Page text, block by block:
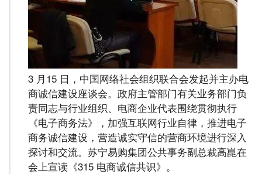
建
设
3 月15 日，中国网络社会组织联合会发起并主办电
商诚信建设座谈会。政府主管部门有关业务部门负
责同志与行业组织、电商企业代表围绕贯彻执行
《电子商务法》，加强互联网行业自律，推进电子
商务诚信建设，营造诚实守信的营商环境进行深入
探讨和交流。苏宁易购集团公共事务副总裁高崑在
会上宣读《315 电商诚信共识》。